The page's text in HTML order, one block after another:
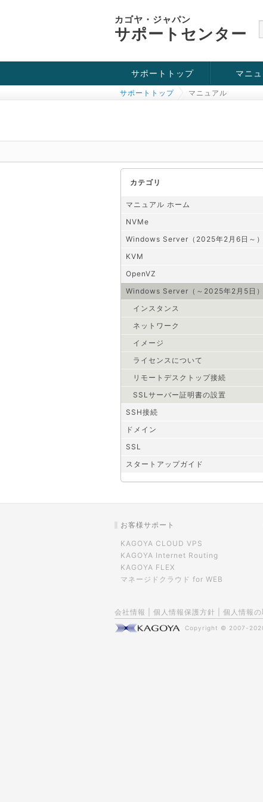
カゴヤ・ジャパン
サポートセンター
サポートトップ
お役立ち情報
チュートリアル
障害・メンテナンス情報
マニ
KVM
OpenVZ
Windows
SSH接続
ドメイン
SSL
サポートトップ マニュアル
カテゴリ
マニュアル ホーム
NVMe
Windows Server（2025年2月6日～）
KVM
OpenVZ
Windows Server（～2025年2月5日）
インスタンス
ネットワーク
イメージ
ライセンスについて
リモートデスクトップ接続
SSLサーバー証明書の設置
SSH接続
ドメイン
SSL
スタートアップガイド
お客様サポート
KAGOYA CLOUD VPS
KAGOYA Internet Routing
KAGOYA FLEX
マネージドクラウド for WEB
会社情報 個人情報保護方針 個人情報
Copyright © 2007-